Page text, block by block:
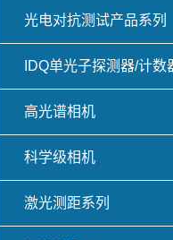
光电对抗测试产品系列
IDQ单光子探测器/计数
高光谱相机
科学级相机
激光测距系列